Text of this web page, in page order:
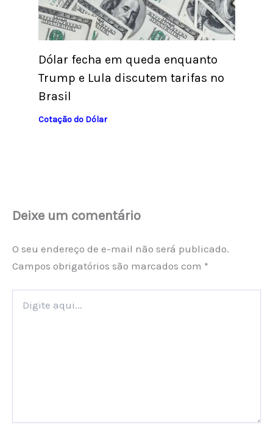
Dólar fecha em queda enquanto
Trump e Lula discutem tarifas no
Brasil
Cotação do Dólar
Deixe um comentário
O seu endereço de e-mail não será publicado.
Campos obrigatórios são marcados com *
aqui...